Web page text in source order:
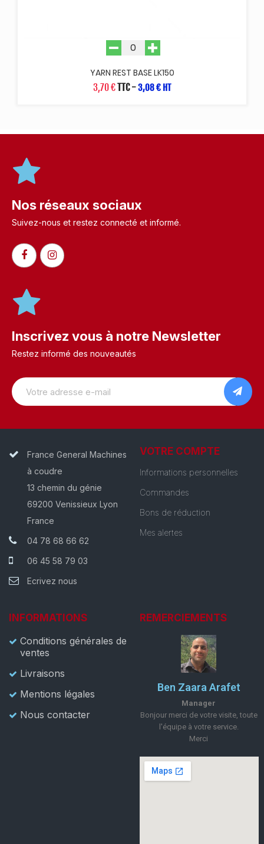
YARN REST BASE LK150
3,70 €TTC-3,08 € HT
Nos réseaux sociaux
Suivez-nous et restez connecté et informé.​
Inscrivez vous à notre Newsletter
Restez informé des nouveautés
France General Machines
à coudre
13 chemin du génie
69200 Venissieux Lyon
France
04 78 68 66 62
06 45 58 79 03
Ecrivez nous
VOTRE COMPTE
Informations personnelles
Commandes
Bons de réduction
Mes alertes
INFORMATIONS
Conditions générales de
ventes
Livraisons
Mentions légales
Nous contacter
REMERCIEMENTS
Ben Zaara Arafet
Manager
Bonjour merci de votre visite, toute
l'équipe à votre service.
Merci